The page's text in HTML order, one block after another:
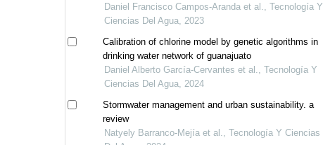
Daniel Francisco Campos-Aranda et al., Tecnología Y
Ciencias Del Agua, 2023
Calibration of chlorine model by genetic algorithms in
drinking water network of guanajuato
Daniel Alberto García-Cervantes et al., Tecnología Y
Ciencias Del Agua, 2024
Stormwater management and urban sustainability. a
review
Natyely Barranco-Mejía et al., Tecnología Y Ciencias